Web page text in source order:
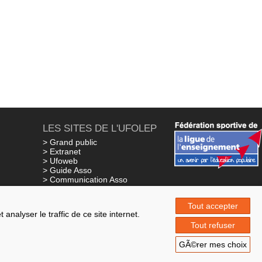
LES SITES DE L'UFOLEP
> Grand public
> Extranet
> Ufoweb
> Guide Asso
> Communication Asso
> Inscriptions événements
le traffic de ce site internet.
Tout accepter
Tout refuser
GÃ©rer mes choix